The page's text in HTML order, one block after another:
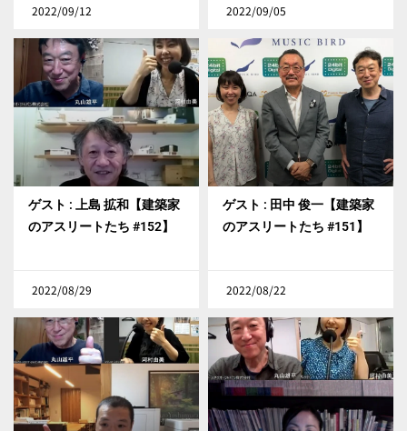
2022/09/12 2022/09/05
ゲスト : 上島 拡和【建築家
のアスリートたち #152】
2022/08/29
ゲスト : 田中 俊一【建築家
のアスリートたち #151】
2022/08/22